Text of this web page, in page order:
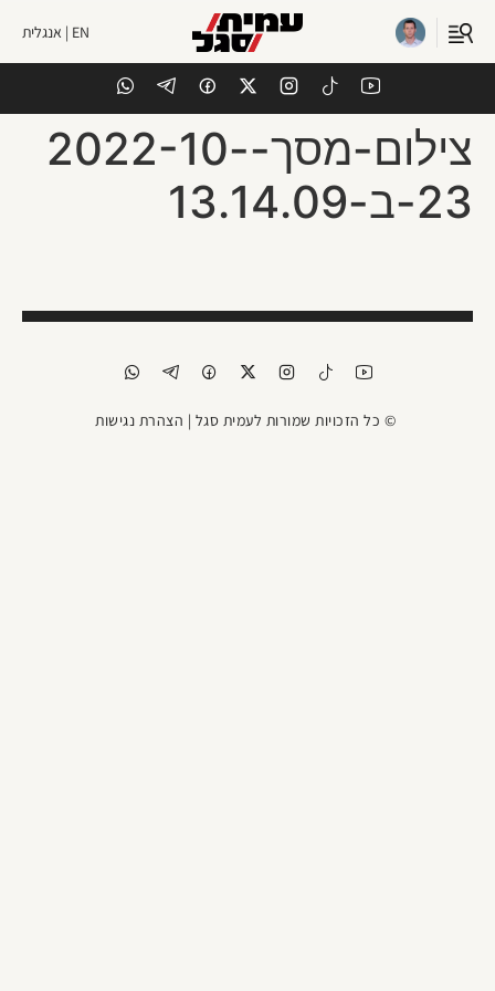
EN | אנגלית
צילום-מסך-2022-10-
23-ב-13.14.09
© כל הזכויות שמורות לעמית סגל | הצהרת נגישות